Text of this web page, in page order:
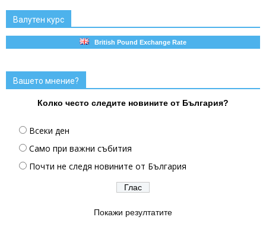
Валутен курс
British Pound Exchange Rate
Вашето мнение?
Колко често следите новините от България?
Всеки ден
Само при важни събития
Почти не следя новините от България
Покажи резултатите